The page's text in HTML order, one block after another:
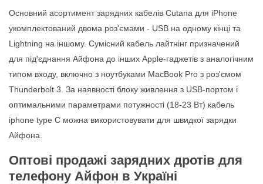
Основний асортимент зарядних кабелів Cutana для iPhone
укомплектований двома роз'ємами - USB на одному кінці та
Lightning на іншому. Сумісний кабель лайтнінг призначений
для під'єднання Айфона до інших Apple-гаджетів з аналогічним
типом входу, включно з ноутбуками MacBook Pro з роз'ємом
Thunderbolt 3. За наявності блоку живлення з USB-портом і
оптимальними параметрами потужності (18-23 Вт) кабель
iphone type C можна використовувати для швидкої зарядки
Айфона.
Оптові продажі зарядних дротів для
телефону Айфон в Україні